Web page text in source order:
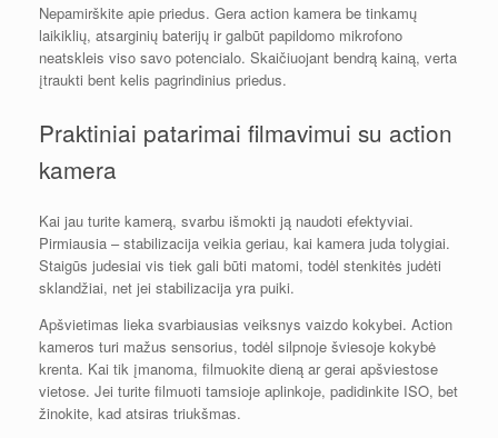
Nepamirškite apie priedus. Gera action kamera be tinkamų
laikiklių, atsarginių baterijų ir galbūt papildomo mikrofono
neatskleis viso savo potencialo. Skaičiuojant bendrą kainą, verta
įtraukti bent kelis pagrindinius priedus.
Praktiniai patarimai filmavimui su action
kamera
Kai jau turite kamerą, svarbu išmokti ją naudoti efektyviai.
Pirmiausia – stabilizacija veikia geriau, kai kamera juda tolygiai.
Staigūs judesiai vis tiek gali būti matomi, todėl stenkitės judėti
sklandžiai, net jei stabilizacija yra puiki.
Apšvietimas lieka svarbiausias veiksnys vaizdo kokybei. Action
kameros turi mažus sensorius, todėl silpnoje šviesoje kokybė
krenta. Kai tik įmanoma, filmuokite dieną ar gerai apšviestose
vietose. Jei turite filmuoti tamsioje aplinkoje, padidinkite ISO, bet
žinokite, kad atsiras triukšmas.